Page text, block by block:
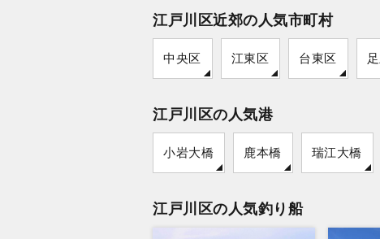
江戸川区近郊の人気市町村
中央区 江東区 台東区
江戸川区の人気港
小岩大橋 鹿本橋 瑞江大橋
江戸川区の人気釣り船